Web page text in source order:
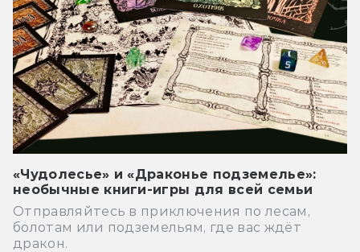
«Чудолесье» и «Драконье подземелье»:
необычные книги-игры для всей семьи
Отправляйтесь в приключения по лесам,
болотам или подземельям, где вас ждёт
дракон.